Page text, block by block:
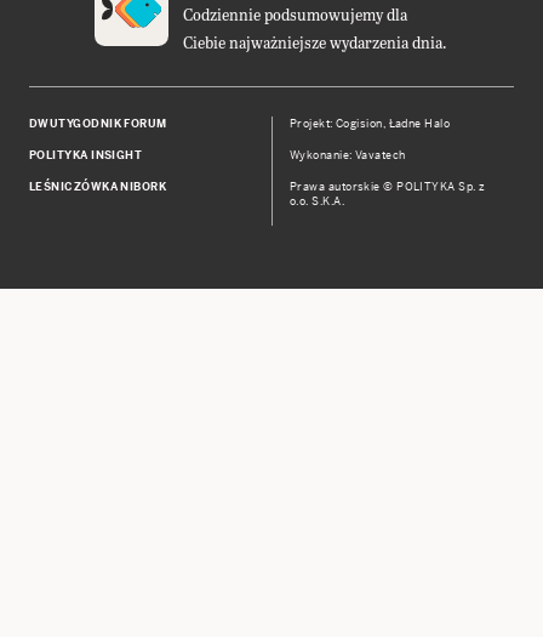
Codziennie podsumowujemy dla
Ciebie najważniejsze wydarzenia dnia.
DWUTYGODNIK FORUM
POLITYKA INSIGHT
LEŚNICZÓWKA NIBORK
Projekt:Cogision, Ładne Halo
Wykonanie: Vavatech
Prawa autorskie © POLITYKA Sp. z
o.o. S.K.A.